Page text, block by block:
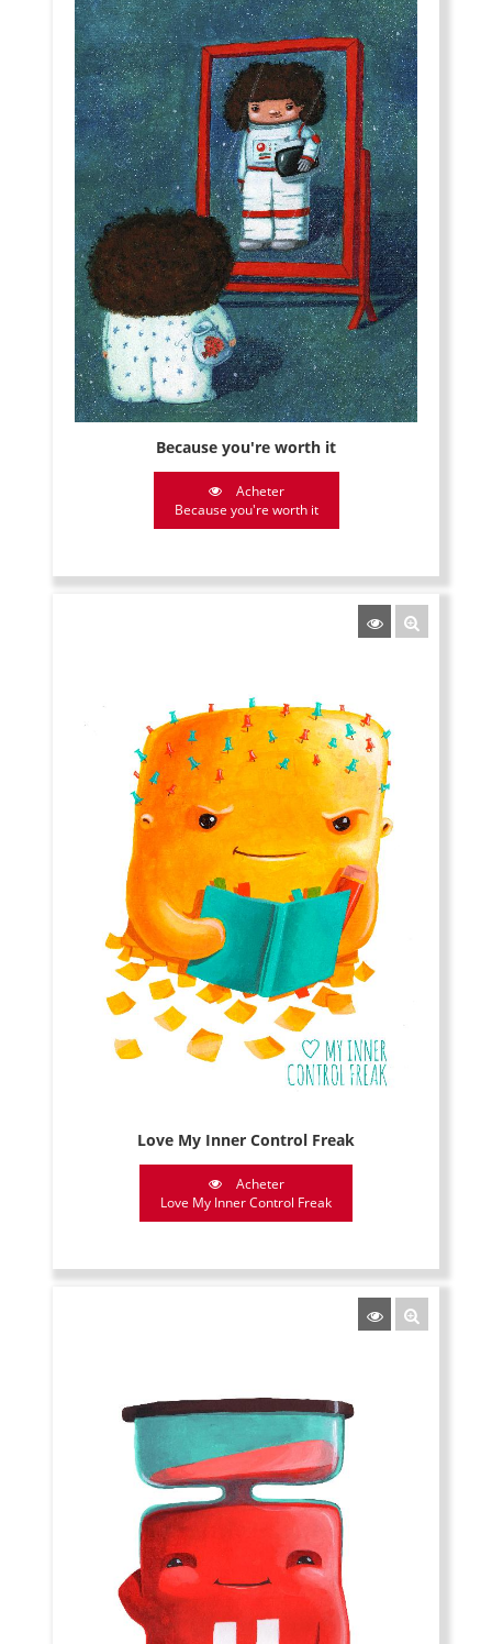
Because you're worth it
Acheter
Because you're worth it
Love My Inner Control Freak
Acheter
Love My Inner Control Freak